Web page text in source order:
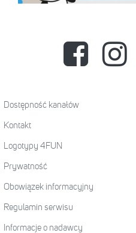
Dostępność kanałów
Kontakt
Logotypy 4FUN
Prywatność
Obowiązek informacyjny
Regulamin serwisu
Informacje o nadawcy